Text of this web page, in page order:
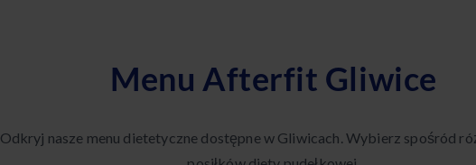
Menu Afterfit Gliwice
Odkryj nasze menu dietetyczne dostępne w Gliwicach. Wybierz spośród